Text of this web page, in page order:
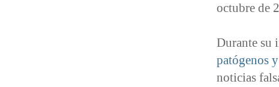
octubre de
Durante su
patógenos
noticias